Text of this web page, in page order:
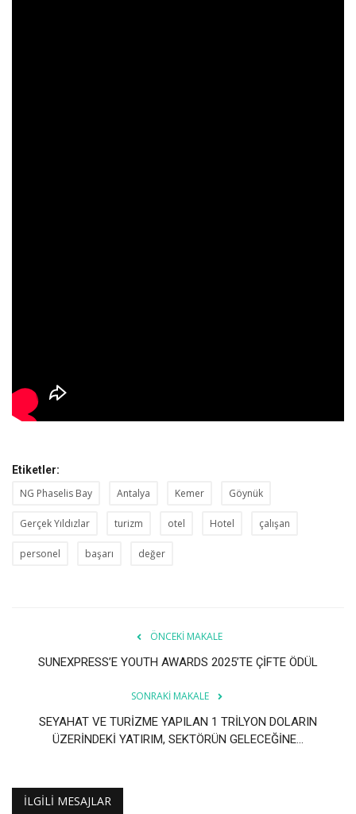
Etiketler:
NG Phaselis Bay Antalya Kemer Göynük
Gerçek Yıldızlar turizm otel Hotel çalışan
personel başarı değer
ÖNCEKI MAKALE
SUNEXPRESS’E YOUTH AWARDS 2025’TE ÇİFTE ÖDÜL
SONRAKI MAKALE
SEYAHAT VE TURİZME YAPILAN 1 TRİLYON DOLARIN
ÜZERİNDEKİ YATIRIM, SEKTÖRÜN GELECEĞİNE...
İLGILI MESAJLAR